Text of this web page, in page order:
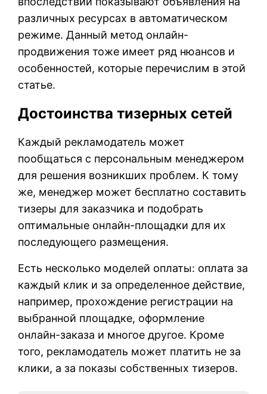
различных ресурсах в автоматическом
режиме. Данный метод онлайн-
продвижения тоже имеет ряд нюансов и
особенностей, которые перечислим в этой
статье.
Достоинства тизерных сетей
Каждый рекламодатель может
пообщаться с персональным менеджером
для решения возникших проблем. К тому
же, менеджер может бесплатно составить
тизеры для заказчика и подобрать
оптимальные онлайн-площадки для их
последующего размещения.
Есть несколько моделей оплаты: оплата за
каждый клик и за определенное действие,
например, прохождение регистрации на
выбранной площадке, оформление
онлайн-заказа и многое другое. Кроме
того, рекламодатель может платить не за
клики, а за показы собственных тизеров.